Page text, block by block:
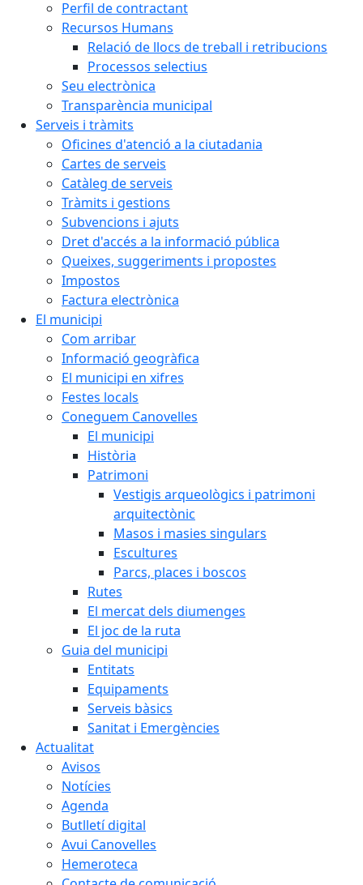
Perfil de contractant
Recursos Humans
Relació de llocs de treball i retribucions
Processos selectius
Seu electrònica
Transparència municipal
Serveis i tràmits
Oficines d'atenció a la ciutadania
Cartes de serveis
Catàleg de serveis
Tràmits i gestions
Subvencions i ajuts
Dret d'accés a la informació pública
Queixes, suggeriments i propostes
Impostos
Factura electrònica
El municipi
Com arribar
Informació geogràfica
El municipi en xifres
Festes locals
Coneguem Canovelles
El municipi
Història
Patrimoni
Vestigis arqueològics i patrimoni
arquitectònic
Masos i masies singulars
Escultures
Parcs, places i boscos
Rutes
El mercat dels diumenges
El joc de la ruta
Guia del municipi
Entitats
Equipaments
Serveis bàsics
Sanitat i Emergències
Actualitat
Avisos
Notícies
Agenda
Butlletí digital
Avui Canovelles
Hemeroteca